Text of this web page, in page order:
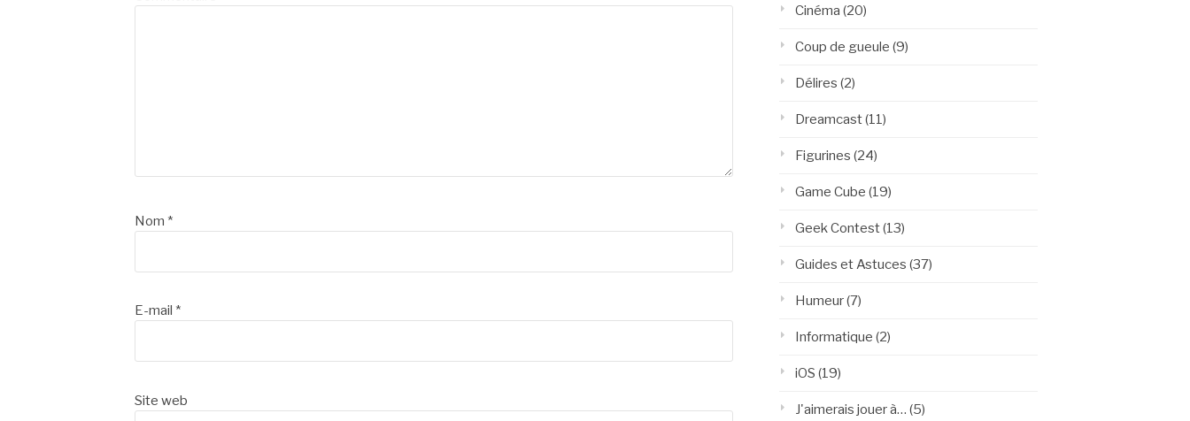
Nom *
E-mail *
Site web
Cinéma (20)
Coup de gueule (9)
Délires (2)
Dreamcast(11)
Figurines (24)
Game Cube (19)
Geek Contest(13)
Guides et Astuces (37)
Humeur(7)
Informatique (2)
iOS (19)
J'aimerais jouer à… (5)